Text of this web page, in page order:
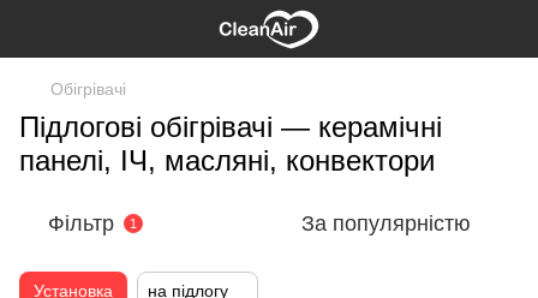
Обігрівачі
Підлогові обігрівачі — керамічні
панелі, ІЧ, масляні, конвектори
Фільтр 1 За популярністю
Установка на підлогу